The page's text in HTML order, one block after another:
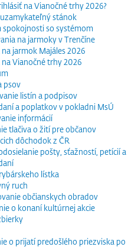
na Vianočné trhy 2026?
stánok
spokojnosti so systémom
na jarmoky v Trenčíne
na jarmok Majáles 2026
na Vianočné trhy 2026
psov
listín a podpisov
a poplatkov v pokladni MsÚ
informácií
tlačiva o žití pre občanov
dôchodok z ČR
pošty, sťažností, petícií a
lístka
ruch
občianskych obradov
o konaní kultúrnej akcie
o prijatí predošlého priezviska po